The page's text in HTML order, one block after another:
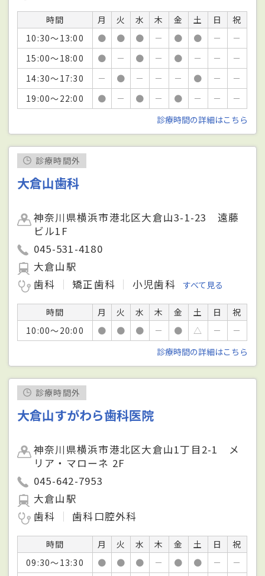
時間 月 火 水 木 金 土 日
祝
10:30～13:00
● ● ● － ● ● －
－
15:00～18:00
● － ● － ● － －
－
14:30～17:30
－ ● － － － ● －
－
19:00～22:00
● － ● － ● － －
－
診療時間の詳細はこちら
診療時間外
大倉山歯科
神奈川県横浜市港北区大倉山3-1-23 遠藤
ビル1F
045-531-4180
大倉山駅
歯科
矯正歯科 小児歯科 すべて見る
時間 月 火 水 木 金 土 日
祝
10:00～20:00
● ● ● － ● △ －
－
診療時間の詳細はこちら
診療時間外
大倉山すがわら歯科医院
神奈川県横浜市港北区大倉山1丁目2-1 メ
リア・マローネ 2F
045-642-7953
大倉山駅
歯科
歯科口腔外科
時間 月 火 水 木 金 土 日
祝
09:30～13:30
● ● ● － ● ● －
－